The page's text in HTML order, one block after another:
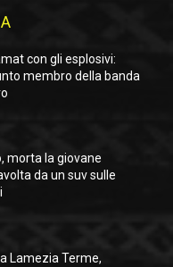
con gli esplosivi:
membro della banda
morta la giovane
da un suv sulle
Lamezia Terme,